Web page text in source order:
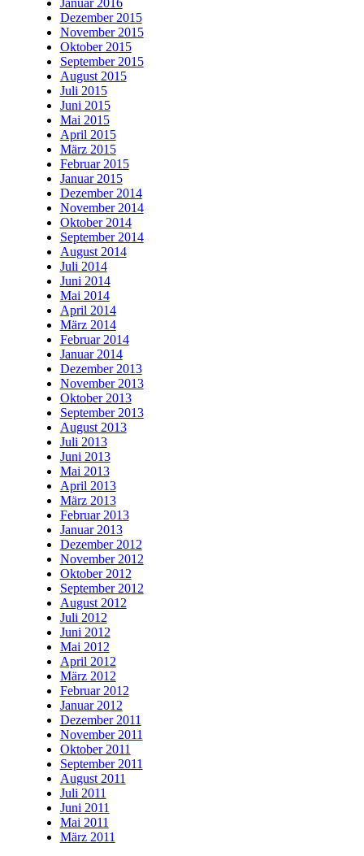
Dezember 2015
November 2015
Oktober 2015
September 2015
August 2015
Juli 2015
Juni 2015
Mai 2015
April 2015
März 2015
Februar 2015
Januar 2015
Dezember 2014
November 2014
Oktober 2014
September 2014
August 2014
Juli 2014
Juni 2014
Mai 2014
April 2014
März 2014
Februar 2014
Januar 2014
Dezember 2013
November 2013
Oktober 2013
September 2013
August 2013
Juli 2013
Juni 2013
Mai 2013
April 2013
März 2013
Februar 2013
Januar 2013
Dezember 2012
November 2012
Oktober 2012
September 2012
August 2012
Juli 2012
Juni 2012
Mai 2012
April 2012
März 2012
Februar 2012
Januar 2012
Dezember 2011
November 2011
Oktober 2011
September 2011
August 2011
Juli 2011
Juni 2011
Mai 2011
März 2011